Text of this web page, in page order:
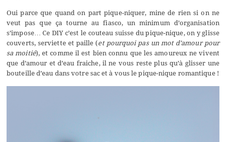
Oui parce que quand on part pique-niquer, mine de rien si on ne
veut pas que ça tourne au fiasco, un minimum d’organisation
s’impose… Ce DIY c’est le couteau suisse du pique-nique, on y glisse
couverts, serviette et paille (et pourquoi pas un mot d’amour pour
sa moitié), et comme il est bien connu que les amoureux ne vivent
que d’amour et d’eau fraiche, il ne vous reste plus qu’à glisser une
bouteille d’eau dans votre sac et à vous le pique-nique romantique !